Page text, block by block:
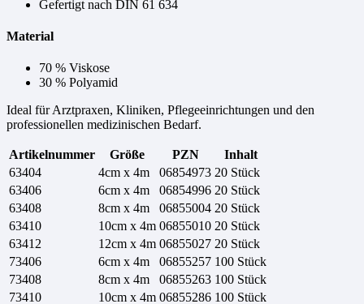
Gefertigt nach DIN 61 634
Material
70 % Viskose
30 % Polyamid
Ideal für Arztpraxen, Kliniken, Pflegeeinrichtungen und den
professionellen medizinischen Bedarf.
Artikelnummer Größe PZN
Inhalt
63404
4cm x 4m 06854973 20 Stück
63406
6cm x 4m 06854996 20 Stück
63408
8cm x 4m 06855004 20 Stück
63410
10cm x 4m 06855010 20 Stück
63412
12cm x 4m 06855027 20 Stück
73406
6cm x 4m 06855257 100 Stück
73408
8cm x 4m 06855263 100 Stück
73410
10cm x 4m 06855286 100 Stück